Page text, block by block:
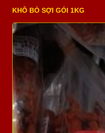
KHÔ BÒ SỢI GÓI 1KG